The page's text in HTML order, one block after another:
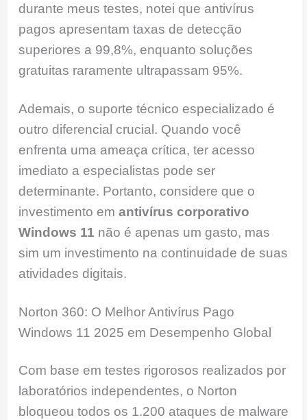
durante meus testes, notei que antivírus
pagos apresentam taxas de detecção
superiores a 99,8%, enquanto soluções
gratuitas raramente ultrapassam 95%.
Ademais, o suporte técnico especializado é
outro diferencial crucial. Quando você
enfrenta uma ameaça crítica, ter acesso
imediato a especialistas pode ser
determinante. Portanto, considere que o
investimento emantivírus corporativo
Windows 11 não é apenas um gasto, mas
sim um investimento na continuidade de suas
atividades digitais.
Norton 360: O Melhor Antivírus Pago
Windows 11 2025 em Desempenho Global
Com base em testes rigorosos realizados por
laboratórios independentes, o Norton
bloqueou todos os 1.200 ataques de malware